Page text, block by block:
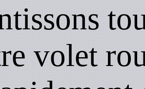
volet